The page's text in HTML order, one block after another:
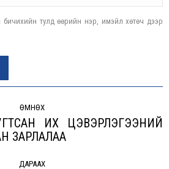
бичихийн тулд өөрийн нэр, имэйл хөтөч дээр
ӨМНӨХ
Previous
ИХ ЦЭВЭРЛЭГЭЭНИЙ
ЗАРЛАЛАА
ДАРААХ